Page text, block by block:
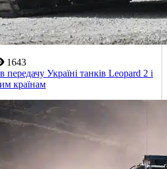
1643
Україні танків Leopard 2 і
країнам